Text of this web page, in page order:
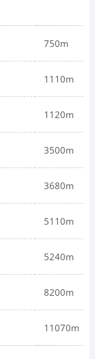
750m
1110m
1120m
3500m
3680m
5110m
5240m
8200m
11070m